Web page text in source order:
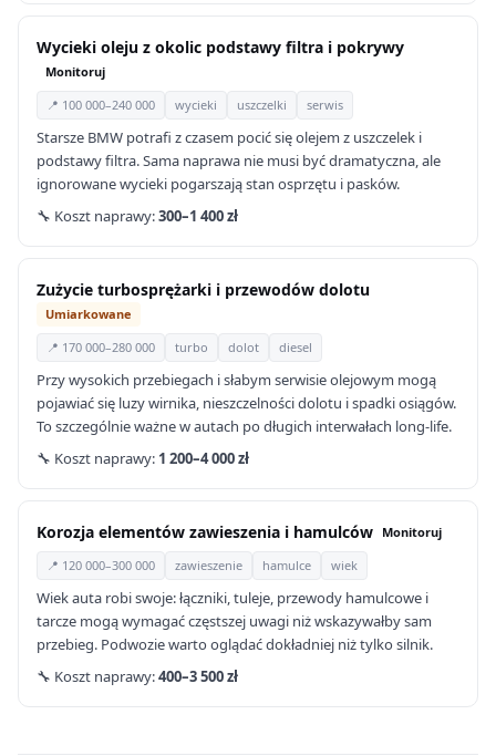
Wycieki oleju z okolic podstawy filtra i pokrywy
Monitoruj
📍 100 000–240 000
wycieki uszczelki serwis
Starsze BMW potrafi z czasem pocić się olejem z uszczelek i
podstawy filtra. Sama naprawa nie musi być dramatyczna, ale
ignorowane wycieki pogarszają stan osprzętu i pasków.
🔧 Koszt naprawy:300–1 400 zł
Zużycie turbosprężarki i przewodów dolotu
Umiarkowane
📍 170 000–280 000
turbo dolot diesel
Przy wysokich przebiegach i słabym serwisie olejowym mogą
pojawiać się luzy wirnika, nieszczelności dolotu i spadki osiągów.
To szczególnie ważne w autach po długich interwałach long-life.
🔧 Koszt naprawy: 1 200–4 000 zł
Korozja elementów zawieszenia i hamulców Monitoruj
📍 120 000–300 000 zawieszenie hamulce wiek
Wiek auta robi swoje: łączniki, tuleje, przewody hamulcowe i
tarcze mogą wymagać częstszej uwagi niż wskazywałby sam
przebieg. Podwozie warto oglądać dokładniej niż tylko silnik.
🔧 Koszt naprawy:400–3 500 zł